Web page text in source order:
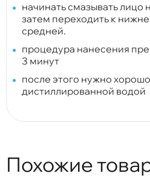
начинать смазывать лицо
затем переходить к
средней.
процедура нанесения
3 минут
после этого нужно
дистиллированной водой
Похожие